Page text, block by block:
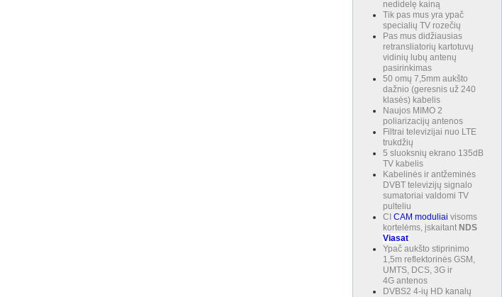
nedidelę kainą
Tik pas mus yra ypač
specialių TV rozečių
Pas mus didžiausias
retransliatorių kartotuvų
vidinių lubų antenų
pasirinkimas
50 omų 7,5mm aukšto
dažnio (geresnis už 240
klasės) kabelis
Naujos MIMO 2
poliarizacijų antenos
Filtrai televizijai nuo LTE
trukdžių
5 sluoksnių ekrano 135dB
TV kabelis
Kabelinės ir antžeminės
DVBT televizijų signalo
sumatoriai valdomi TV
pulteliu
CI CAM moduliai visoms
kortelėms, įskaitant NDS
Viasat
Ypač aukšto stiprinimo
1,5m reflektorinės GSM,
UMTS, DCS, 3G ir
4G antenos
DVBS2 4-ių HD kanalų